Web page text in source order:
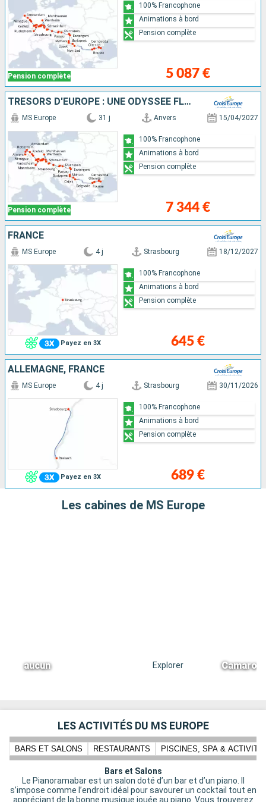
Pension complète 5 087 €
100% Francophone
Animations à bord
Pension complète
TRÉSORS D'EUROPE : UNE ODYSSÉE FLUVIALE DES CANAUX BELGES AUX PORTES DE FER
Pension complète
MS Europe 31 j Anvers 15/04/2027
7 344 €
100% Francophone
Animations à bord
Pension complète
FRANCE
Payez en 3X
MS Europe 4 j Strasbourg 18/12/2027
645 €
100% Francophone
Animations à bord
Pension complète
ALLEMAGNE, FRANCE
Payez en 3X
MS Europe 4 j Strasbourg 30/11/2026
689 €
100% Francophone
Animations à bord
Pension complète
Les cabines de MS Europe
aucun Explorer
LES ACTIVITÉS DU MS EUROPE
BARS ET SALONS RESTAURANTS PISCINES, SPA &
Bars et Salons
Le Pianoramabar est un salon doté d’un bar et d’un piano. Il
s’impose comme l’endroit idéal pour savourer un cocktail tout en
appréciant de la bonne musique jouée au piano. Vous trouverez